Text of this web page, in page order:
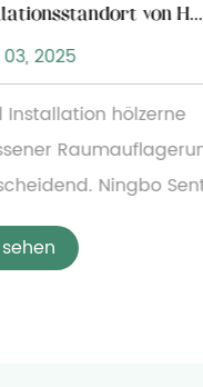
So wählen Sie den Installationsstandort von Holzkatzenmöbeln
Ningbo Sentian
breite Palette von
kleinen